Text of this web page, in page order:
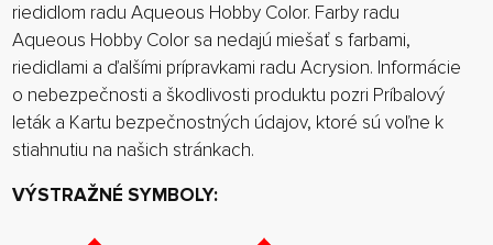
riedidlom radu Aqueous Hobby Color. Farby radu
Aqueous Hobby Color sa nedajú miešať s farbami,
riedidlami a ďalšími prípravkami radu Acrysion. Informácie
o nebezpečnosti a škodlivosti produktu pozri Príbalový
leták a Kartu bezpečnostných údajov, ktoré sú voľne k
stiahnutiu na našich stránkach.
VÝSTRAŽNÉ SYMBOLY: